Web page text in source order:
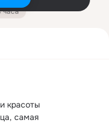
часа
красоты
самая